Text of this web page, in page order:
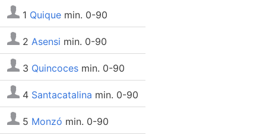
1 Quique min. 0-90
2 Asensi min. 0-90
3 Quincoces min. 0-90
4 Santacatalina min. 0-90
5 Monzó min. 0-90